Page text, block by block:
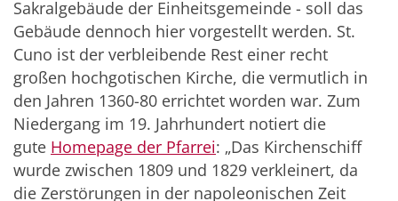
Sakralgebäude der Einheitsgemeinde - soll das
Gebäude dennoch hier vorgestellt werden. St.
Cuno ist der verbleibende Rest einer recht
großen hochgotischen Kirche, die vermutlich in
den Jahren 1360-80 errichtet worden war. Zum
Niedergang im 19. Jahrhundert notiert die
gute Homepage der Pfarrei: „Das Kirchenschiff
wurde zwischen 1809 und 1829 verkleinert, da
die Zerstörungen in der napoleonischen Zeit